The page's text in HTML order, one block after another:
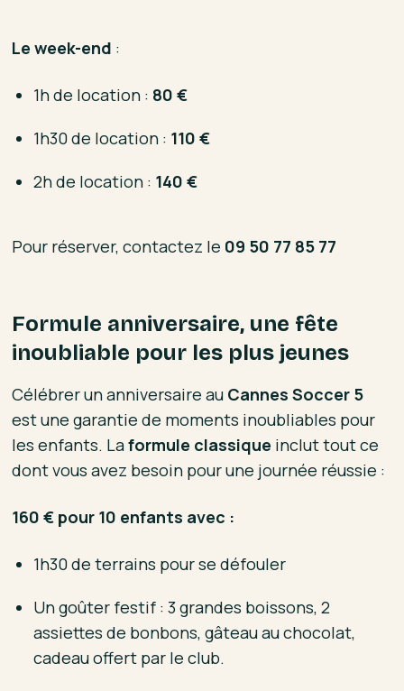
Le week-end :
1h de location : 80 €
1h30 de location : 110 €
2h de location : 140 €
Pour réserver, contactez le 09 50 77 85 77
Formule anniversaire, une fête
inoubliable pour les plus jeunes
Célébrer un anniversaire au Cannes Soccer 5
est une garantie de moments inoubliables pour
les enfants. Laformule classique inclut tout ce
dont vous avez besoin pour une journée réussie :
160 € pour 10 enfants avec :
1h30 de terrains pour se défouler
Un goûter festif : 3 grandes boissons, 2
assiettes de bonbons, gâteau au chocolat,
cadeau offert par le club.